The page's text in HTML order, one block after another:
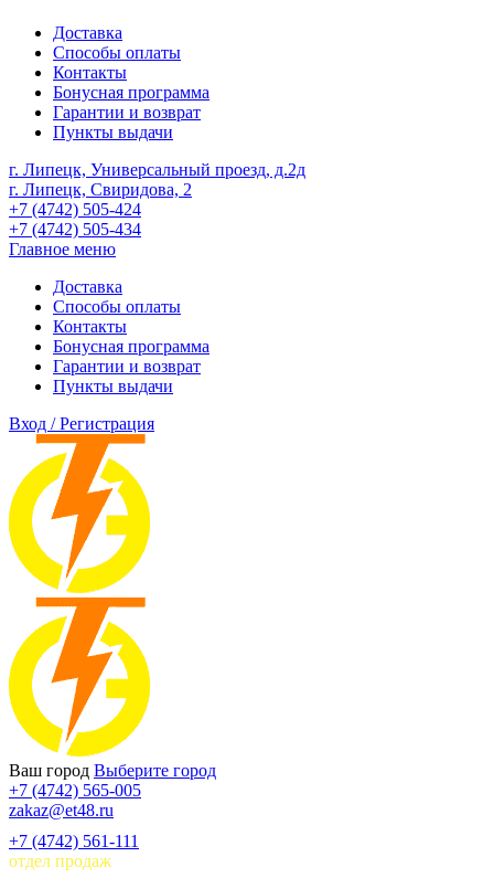
Доставка
Способы оплаты
Контакты
Бонусная программа
Гарантии и возврат
Пункты выдачи
г. Липецк, Универсальный проезд, д.2д
г. Липецк, Свиридова, 2
+7 (4742) 505-424
+7 (4742) 505-434
Главное меню
Доставка
Способы оплаты
Контакты
Бонусная программа
Гарантии и возврат
Пункты выдачи
Вход / Регистрация
Ваш город Выберите город
+7 (4742) 565-005
zakaz@et48.ru
+7 (4742) 561-111
отдел продаж